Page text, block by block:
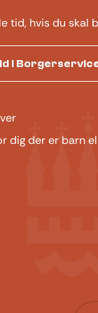
tid, hvis du skal
i
dig der er barn